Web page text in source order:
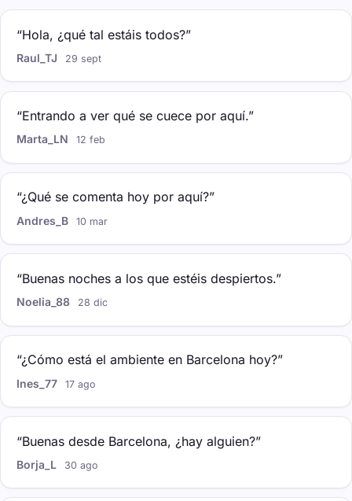
“Hola, ¿qué tal estáis todos?”
Raul_TJ 29 sept
“Entrando a ver qué se cuece por aquí.”
Marta_LN 12 feb
“¿Qué se comenta hoy por aquí?”
Andres_B 10 mar
“Buenas noches a los que estéis despiertos.”
Noelia_88 28 dic
“¿Cómo está el ambiente en Barcelona hoy?”
Ines_77 17 ago
“Buenas desde Barcelona, ¿hay alguien?”
Borja_L 30 ago